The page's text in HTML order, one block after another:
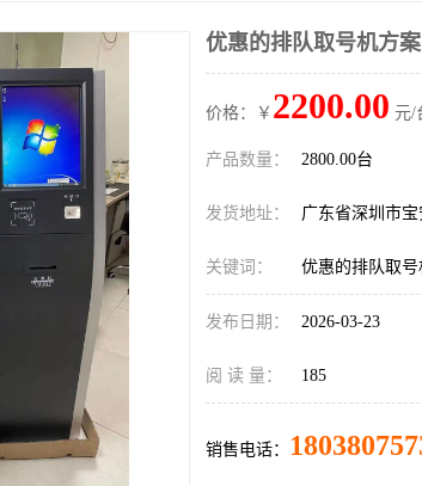
优惠的排队取号机方案
价格：￥ 2200.00 元/
产品数量： 2800.00台
发货地址： 广东省深圳市
关键词： 优惠的排队取
发布日期： 2026-03-23
阅 读 量： 185
销售电话：